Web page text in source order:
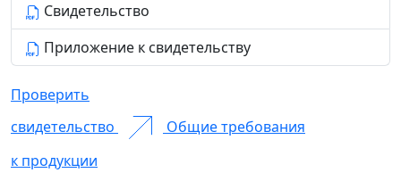
Свидетельство
Приложение к свидетельству
Проверить
свидетельство
Общие требования
к продукции